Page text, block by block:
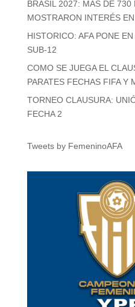
BRASIL 2027: MÁS DE 730
MOSTRARON INTERÉS
HISTORICO: AFA PONE
SUB-12
COMO SE JUEGA EL
PARATES FECHAS FIFA Y
TORNEO CLAUSURA:
FECHA 2
Tweets by FemeninoAFA